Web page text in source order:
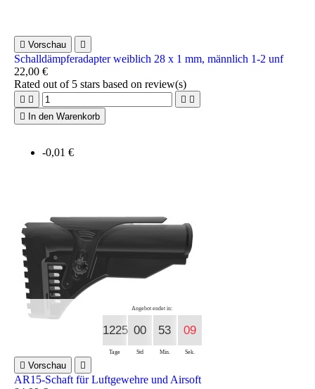
 Vorschau 
Schalldämpferadapter weiblich 28 x 1 mm, männlich 1-2 unf
22,00 €
Rated out of 5 stars based on review(s)
   

In den Warenkorb
-0,01 €
Angebot endet in:
1225
Tage
00
Std
53
Min.
08
Sek.
 Vorschau 
AR15-Schaft für Luftgewehre und Airsoft